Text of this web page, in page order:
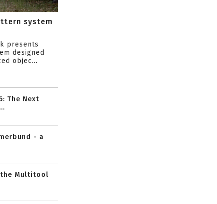
system
presents
designed
objec...
The Next
- a
Multitool